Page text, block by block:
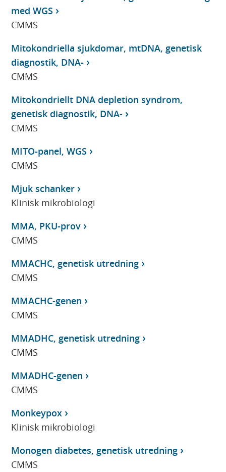
med WGS
CMMS
Mitokondriella sjukdomar, mtDNA, genetisk
diagnostik, DNA-
CMMS
Mitokondriellt DNA depletion syndrom,
genetisk diagnostik, DNA-
CMMS
MITO-panel, WGS
CMMS
Mjuk schanker
Klinisk mikrobiologi
MMA, PKU-prov
CMMS
MMACHC, genetisk utredning
CMMS
MMACHC-genen
CMMS
MMADHC, genetisk utredning
CMMS
MMADHC-genen
CMMS
Monkeypox
Klinisk mikrobiologi
Monogen diabetes, genetisk utredning
CMMS